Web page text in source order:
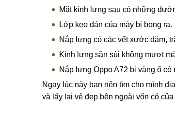
chi phí sửa chữa hết bao nhiêu? Đọc
Dấu hiệu cần thay kính
Nắp lưng Oppo A72 như một tấm lá
trong linh kiện máy. Tuy nhiên cho
lưng, hạn chế va đập thì bộ phận
Mặt kính lưng sau có những